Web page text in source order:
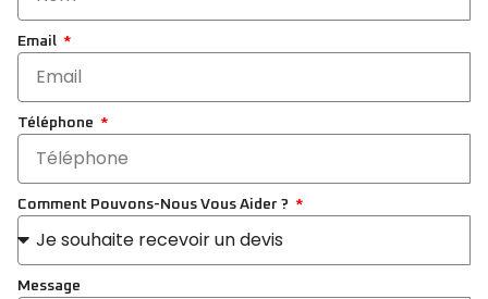
Email
Téléphone
Comment Pouvons-Nous Vous Aider ?
Message